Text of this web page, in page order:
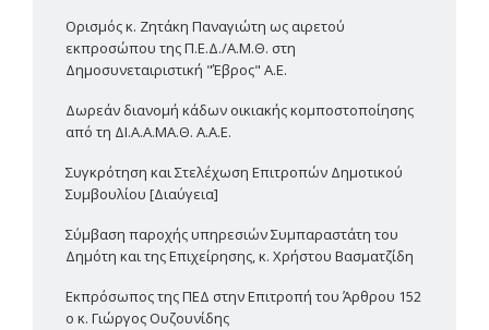
Ορισμός κ. Ζητάκη Παναγιώτη ως αιρετού
εκπροσώπου της Π.Ε.Δ./Α.Μ.Θ. στη
Δημοσυνεταιριστική "Έβρος" Α.Ε.
Δωρεάν διανομή κάδων οικιακής κομποστοποίησης
από τη ΔΙ.Α.Α.ΜΑ.Θ. Α.Α.Ε.
Συγκρότηση και Στελέχωση Επιτροπών Δημοτικού
Συμβουλίου [Διαύγεια]
Σύμβαση παροχής υπηρεσιών Συμπαραστάτη του
Δημότη και της Επιχείρησης, κ. Χρήστου Βασματζίδη
Εκπρόσωπος της ΠΕΔ στην Επιτροπή του Άρθρου 152
ο κ. Γιώργος Ουζουνίδης